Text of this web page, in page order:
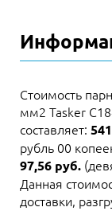
Стоимость
мм2 Tasker
составляет:
рубль 00
97,56 руб.
Данная
доставки,